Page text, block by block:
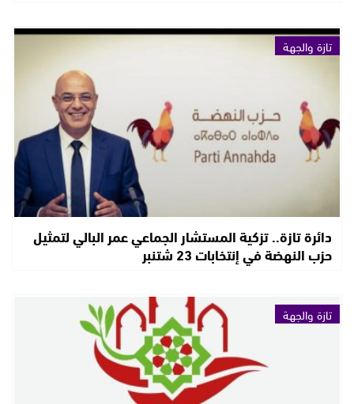
تازة والجهة
دائرة تازة.. تزكية المستشار الجماعي عمر البالي لتمثيل
حزب النهضة في إنتخابات 23 شتنبر
تازة والجهة